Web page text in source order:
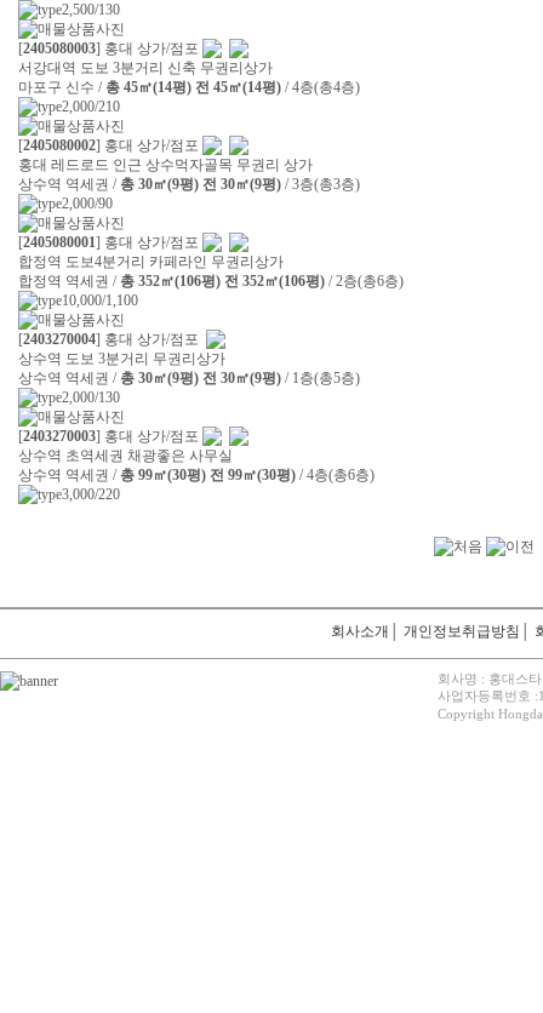
2,500/130
[2405080003] 홍대 상가/점포
서강대역 도보 3분거리 신축 무권리상가
마포구 신수 / 총 45㎡(14평) 전 45㎡(14평) / 4층(총4층)
2,000/210
[2405080002] 홍대 상가/점포
홍대 레드로드 인근 상수먹자골목 무권리 상가
상수역 역세권 / 총 30㎡(9평) 전 30㎡(9평) / 3층(총3층)
2,000/90
[2405080001] 홍대 상가/점포
합정역 도보4분거리 카페라인 무권리상가
합정역 역세권 / 총 352㎡(106평) 전 352㎡(106평) / 2층(총6층)
10,000/1,100
[2403270004] 홍대 상가/점포
상수역 도보 3분거리 무권리상가
상수역 역세권 / 총 30㎡(9평) 전 30㎡(9평) / 1층(총5층)
2,000/130
[2403270003] 홍대 상가/점포
상수역 초역세권 채광좋은 사무실
상수역 역세권 / 총 99㎡(30평) 전 99㎡(30평) / 4층(총6층)
3,000/220
회사소개 개인정보취급방침
회사명 : 홍대스
사업자등록번호
Copyright